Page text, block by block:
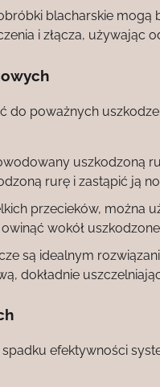
blacharskie mogą
i złącza, używając
poważnych
uszkodzoną
rurę i zastąpić ją
przecieków, można
wokół
są idealnym
dokładnie
efektywności